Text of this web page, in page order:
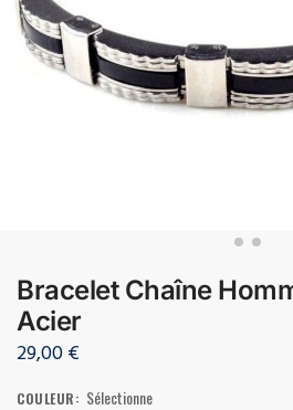
Bracelet Chaîne
Acier
29,00€
COULEUR: Sélectionne